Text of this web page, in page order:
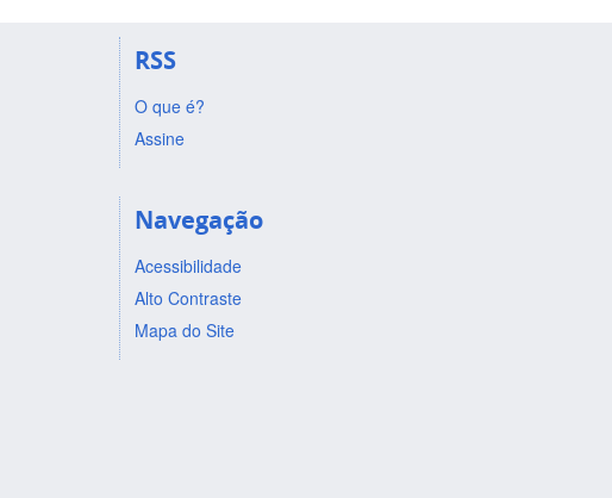
RSS
O que é?
Assine
Navegação
Acessibilidade
Alto Contraste
Mapa do Site